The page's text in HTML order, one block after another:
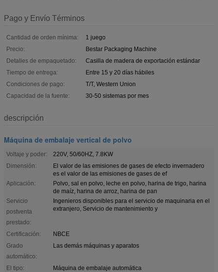
Pago y Envío Términos
Cantidad de orden mínima:
1 juego
Precio:
Bestar Packaging Machine
Detalles de empaquetado:
Casilla de madera de exportación estándar
Tiempo de entrega:
Entre 15 y 20 días hábiles
Condiciones de pago:
T/T, Western Union
Capacidad de la fuente:
30-50 sistemas por mes
descripción
Máquina de embalaje vertical de polvo
Voltaje y poder:
220V, 50/60HZ, 7.8KW
Dimensión:
El valor de las emisiones de gases de efecto invernadero
es el valor de las emisiones de gases de ef
Aplicación:
Polvo, sal en polvo, leche en polvo, harina de trigo, harina
de maíz, harina de arroz, harina de pan
Servicio
postventa
prestado:
Ingenieros disponibles para el servicio de maquinaria en el
extranjero, Servicio de mantenimiento y
Certificación:
NBCE
Grado
automático:
Las demás máquinas y aparatos
El tipo:
Máquina de embalaje automática